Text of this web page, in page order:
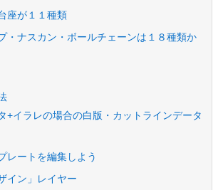
座が１１種類
・ナスカン・ボールチェーンは１８種類か
+イラレの場合の白版・カットラインデータ
レートを編集しよう
イン」レイヤー